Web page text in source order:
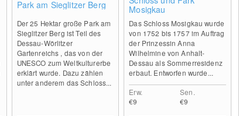
Park am Sieglitzer Berg
Der 25 Hektar große Park am
Sieglitzer Berg ist Teil des
Dessau-Wörlitzer
Gartenreichs , das von der
UNESCO zum Weltkulturerbe
erklärt wurde. Dazu zählen
unter anderem das Schloss...
Mosigkau
Das Schloss Mosigkau wurde
von 1752 bis 1757 im Auftrag
der Prinzessin Anna
Wilhelmine von Anhalt-
Dessau als Sommerresidenz
erbaut. Entworfen wurde...
Erw.
€9
Sen.
€9